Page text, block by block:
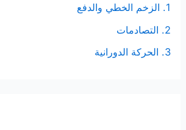
1. الزخم الخطي والدفع
2. التصادمات
3. الحركة الدورانية